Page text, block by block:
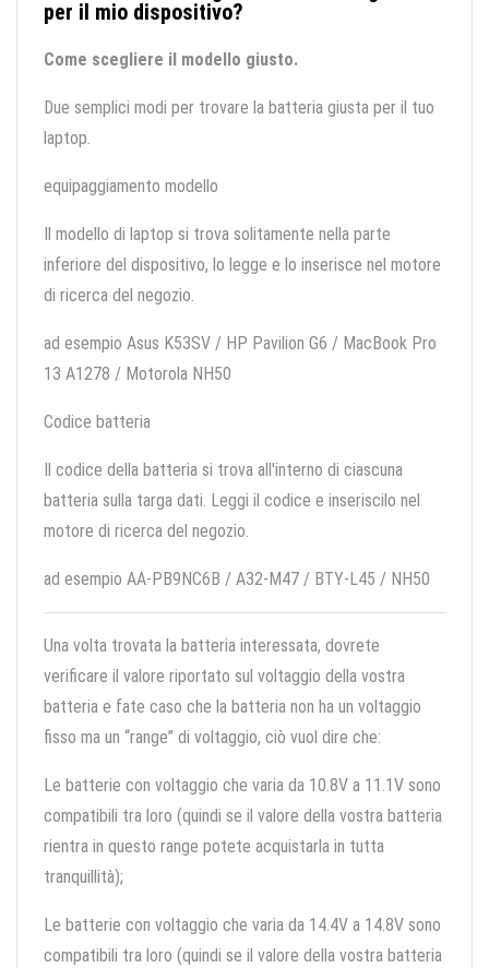
per il mio dispositivo?
Come scegliere il modello giusto.
Due semplici modi per trovare la batteria giusta per il tuo
laptop.
equipaggiamento modello
Il modello di laptop si trova solitamente nella parte
inferiore del dispositivo, lo legge e lo inserisce nel motore
di ricerca del negozio.
ad esempio Asus K53SV / HP Pavilion G6 / MacBook Pro
13 A1278 / Motorola NH50
Codice batteria
Il codice della batteria si trova all'interno di ciascuna
batteria sulla targa dati. Leggi il codice e inseriscilo nel
motore di ricerca del negozio.
ad esempio AA-PB9NC6B / A32-M47 / BTY-L45 / NH50
Una volta trovata la batteria interessata, dovrete
verificare il valore riportato sul voltaggio della vostra
batteria e fate caso che la batteria non ha un voltaggio
fisso ma un “range” di voltaggio, ciò vuol dire che:
Le batterie con voltaggio che varia da 10.8V a 11.1V sono
compatibili tra loro (quindi se il valore della vostra batteria
rientra in questo range potete acquistarla in tutta
tranquillità);
Le batterie con voltaggio che varia da 14.4V a 14.8V sono
compatibili tra loro (quindi se il valore della vostra batteria